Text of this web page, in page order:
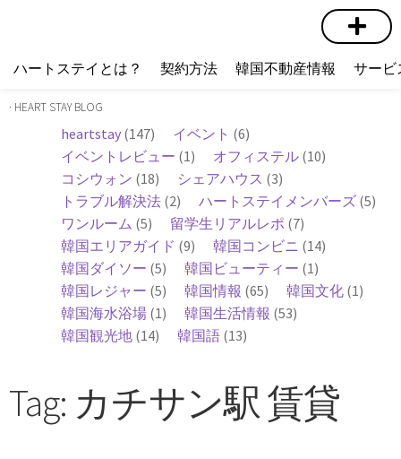
ハートステイとは？ 契約方法 韓国不動産情報 サービ
· HEART STAY BLOG
heartstay (147) イベント (6)
イベントレビュー (1) オフィステル (10)
コシウォン (18) シェアハウス (3)
トラブル解決法 (2) ハートステイメンバーズ (5)
ワンルーム (5) 留学生リアルレポ (7)
韓国エリアガイド (9) 韓国コンビニ (14)
韓国ダイソー (5) 韓国ビューティー (1)
韓国レジャー (5) 韓国情報 (65) 韓国文化 (1)
韓国海水浴場 (1) 韓国生活情報 (53)
韓国観光地 (14) 韓国語 (13)
Tag: カチサン駅 賃貸